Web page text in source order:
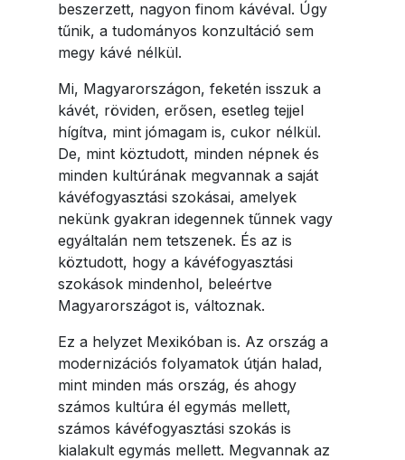
beszerzett, nagyon finom kávéval. Úgy
tűnik, a tudományos konzultáció sem
megy kávé nélkül.
Mi, Magyarországon, feketén isszuk a
kávét, röviden, erősen, esetleg tejjel
hígítva, mint jómagam is, cukor nélkül.
De, mint köztudott, minden népnek és
minden kultúrának megvannak a saját
kávéfogyasztási szokásai, amelyek
nekünk gyakran idegennek tűnnek vagy
egyáltalán nem tetszenek. És az is
köztudott, hogy a kávéfogyasztási
szokások mindenhol, beleértve
Magyarországot is, változnak.
Ez a helyzet Mexikóban is. Az ország a
modernizációs folyamatok útján halad,
mint minden más ország, és ahogy
számos kultúra él egymás mellett,
számos kávéfogyasztási szokás is
kialakult egymás mellett. Megvannak az